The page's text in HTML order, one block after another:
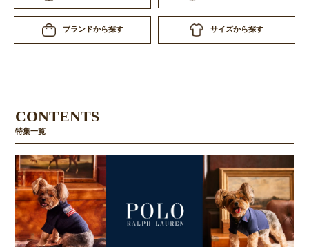
ブランドから探す サイズから探す
CONTENTS
特集一覧